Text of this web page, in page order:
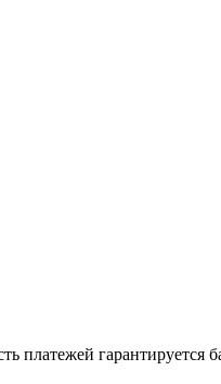
платежей гарантируется